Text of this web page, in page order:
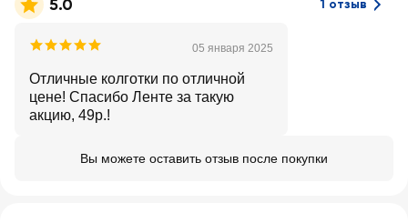
5.0 1 отзыв
05 января 2025
Отличные колготки по отличной
цене! Спасибо Ленте за такую
акцию, 49р.!
Вы можете оставить отзыв после покупки